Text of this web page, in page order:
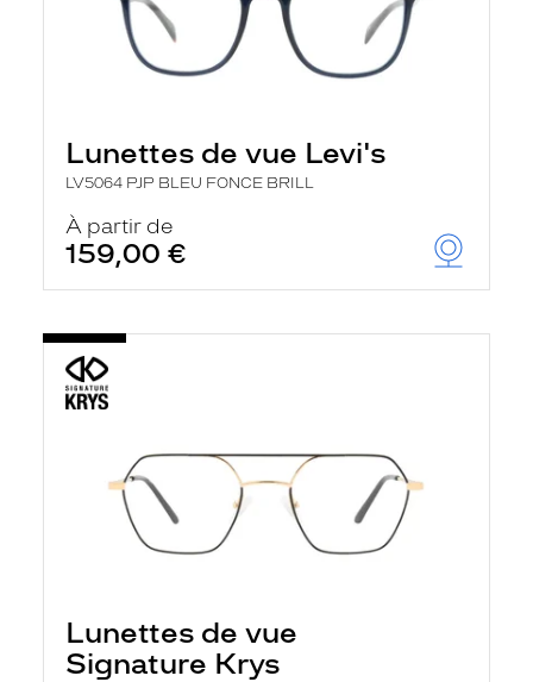
Lunettes de vue Levi's
LV5064 PJP BLEU FONCE BRILL
À partir de
159,00 €
Lunettes de vue
Signature Krys